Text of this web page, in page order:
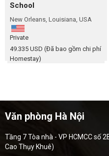
School
New Orleans, Louisiana, USA
Private
49.335 USD (Đã bao gồm chi phí
Homestay)
Văn phòng Hà Nội
Tầng 7 Tòa nhà - VP HCMCC số
Cao Thụy Khuê)